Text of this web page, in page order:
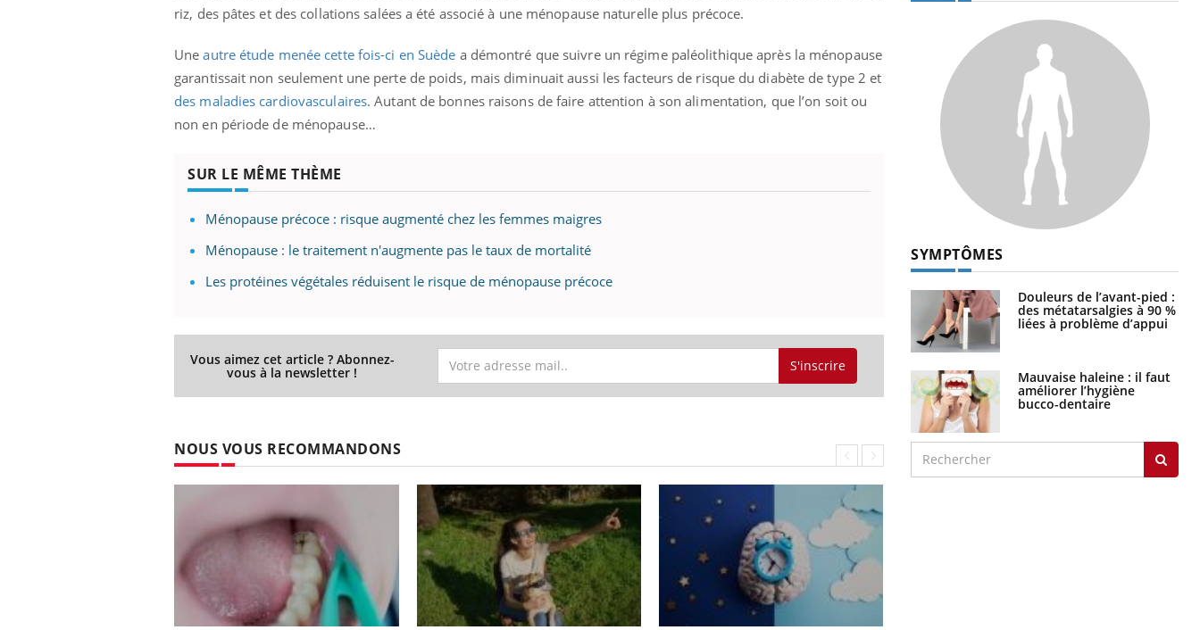
riz, des pâtes et des collations salées a été associé à une ménopause naturelle plus précoce.
Uneautre étude menée cette fois-ci en Suède a démontré que suivre un régime paléolithique après la ménopause
garantissait non seulement une perte de poids, mais diminuait aussi les facteurs de risque du diabète de type 2 et
des maladies cardiovasculaires. Autant de bonnes raisons de faire attention à son alimentation, que l’on soit ou
non en période de ménopause…
SUR LE MÊME THÈME
Ménopause précoce : risque augmenté chez les femmes maigres
Ménopause : le traitement n'augmente pas le taux de mortalité
Les protéines végétales réduisent le risque de ménopause précoce
Vous aimez cet article ? Abonnez-
vous à la newsletter ! S'inscrire
NOUS VOUS RECOMMANDONS
SYMPTÔMES
Douleurs de l’avant-pied :
des métatarsalgies à 90 %
liées à problème d’appui
Mauvaise haleine : il faut
améliorer l’hygiène
bucco-dentaire